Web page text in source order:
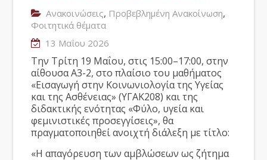
Ανακοινώσεις, Προβεβλημένη Ανακοίνωση,
Φοιτητικά θέματα
13 Μαΐου 2026
Την Τρίτη 19 Μαΐου, στις 15:00–17:00, στην
αίθουσα Α3-2, στο πλαίσιο του μαθήματος
«Εισαγωγή στην Κοινωνιολογία της Υγείας
και της Ασθένειας» (ΥΓΑΚ208) και της
διδακτικής ενότητας «Φύλο, υγεία και
φεμινιστικές προσεγγίσεις», θα
πραγματοποιηθεί ανοιχτή διάλεξη με τίτλο:
«Η απαγόρευση των αμβλώσεων ως ζήτημα